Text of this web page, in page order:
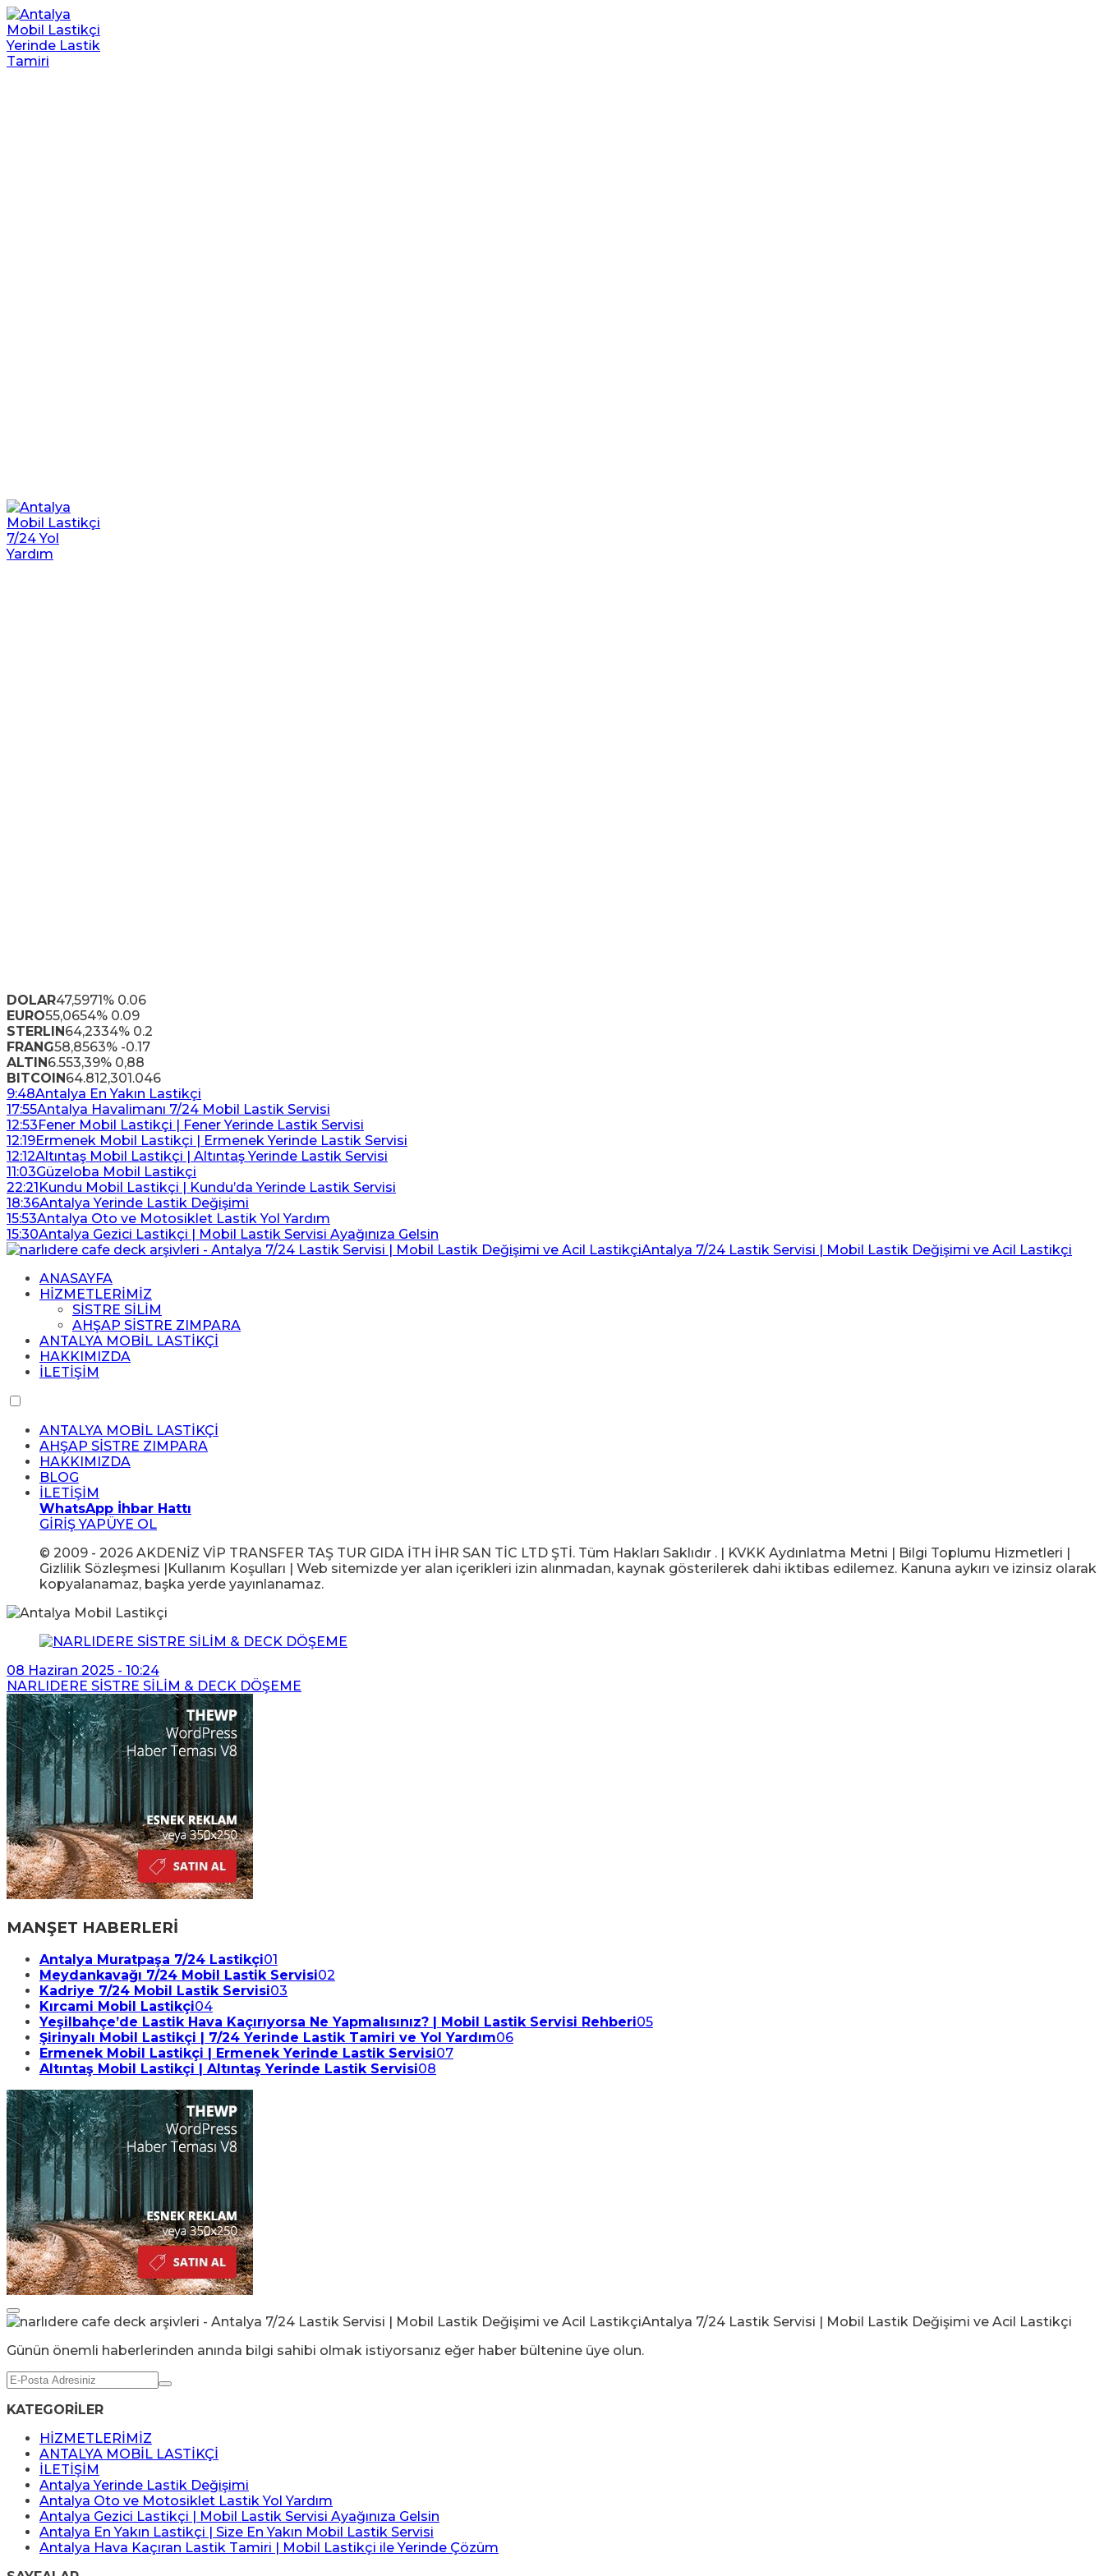
DOLAR47,5971% 0.06
EURO55,0654% 0.09
STERLIN64,2334% 0.2
FRANG58,8563% -0.17
ALTIN6.553,39% 0,88
BITCOIN64.812,301.046
9:48Antalya En Yakın Lastikçi
17:55Antalya Havalimanı 7/24 Mobil Lastik Servisi
12:53Fener Mobil Lastikçi | Fener Yerinde Lastik Servisi
12:19Ermenek Mobil Lastikçi | Ermenek Yerinde Lastik Servisi
12:12Altıntaş Mobil Lastikçi | Altıntaş Yerinde Lastik Servisi
11:03Güzeloba Mobil Lastikçi
22:21Kundu Mobil Lastikçi | Kundu’da Yerinde Lastik Servisi
18:36Antalya Yerinde Lastik Değişimi
15:53Antalya Oto ve Motosiklet Lastik Yol Yardım
15:30Antalya Gezici Lastikçi | Mobil Lastik Servisi Ayağınıza Gelsin
ANASAYFA
HİZMETLERİMİZ
SİSTRE SİLİM
AHŞAP SİSTRE ZIMPARA
ANTALYA MOBİL LASTİKÇİ
HAKKIMIZDA
İLETİŞİM
ANTALYA MOBİL LASTİKÇİ
AHŞAP SİSTRE ZIMPARA
HAKKIMIZDA
BLOG
İLETİŞİM
WhatsApp İhbar Hattı
GİRİŞ YAPÜYE OL
© 2009 - 2026 AKDENİZ VİP TRANSFER TAŞ TUR GIDA İTH İHR SAN TİC LTD ŞTİ. Tüm Hakları Saklıdır . | KVKK Aydınlatma Metni | Bilgi Toplumu Hizmetleri |
Gizlilik Sözleşmesi |Kullanım Koşulları | Web sitemizde yer alan içerikleri izin alınmadan, kaynak gösterilerek dahi iktibas edilemez. Kanuna aykırı ve izinsiz olarak
kopyalanamaz, başka yerde yayınlanamaz.
08 Haziran 2025 - 10:24
NARLIDERE SİSTRE SİLİM & DECK DÖŞEME
MANŞET HABERLERİ
Antalya Muratpaşa 7/24 Lastikçi01
Meydankavağı 7/24 Mobil Lastik Servisi02
Kadriye 7/24 Mobil Lastik Servisi03
Kırcami Mobil Lastikçi04
Yeşilbahçe’de Lastik Hava Kaçırıyorsa Ne Yapmalısınız? | Mobil Lastik Servisi Rehberi05
Şirinyalı Mobil Lastikçi | 7/24 Yerinde Lastik Tamiri ve Yol Yardım06
Ermenek Mobil Lastikçi | Ermenek Yerinde Lastik Servisi07
Altıntaş Mobil Lastikçi | Altıntaş Yerinde Lastik Servisi08
Günün önemli haberlerinden anında bilgi sahibi olmak istiyorsanız eğer haber bültenine üye olun.
KATEGORİLER
HİZMETLERİMİZ
ANTALYA MOBİL LASTİKÇİ
İLETİŞİM
Antalya Yerinde Lastik Değişimi
Antalya Oto ve Motosiklet Lastik Yol Yardım
Antalya Gezici Lastikçi | Mobil Lastik Servisi Ayağınıza Gelsin
Antalya En Yakın Lastikçi | Size En Yakın Mobil Lastik Servisi
Antalya Hava Kaçıran Lastik Tamiri | Mobil Lastikçi ile Yerinde Çözüm